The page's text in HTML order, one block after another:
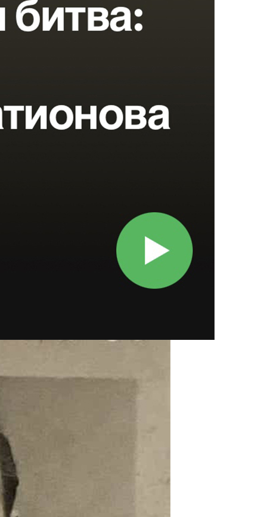
Сергей Кравцов: в курс «Россия –
Обновление инфраструктуры